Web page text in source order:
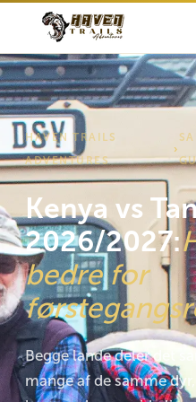
HAVEN TRAILS
ADVENTURES
›
Kenya vs
2026/2027:
bedre for
Begge lande deler det
mange af de samme